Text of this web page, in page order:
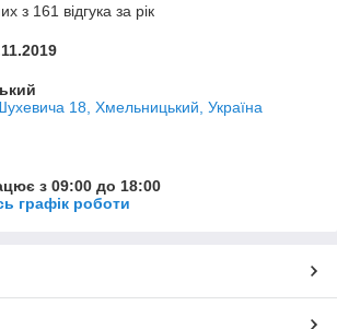
з 161 відгука за рік
18, Хмельницький, Україна
з 09:00 до 18:00
графік роботи